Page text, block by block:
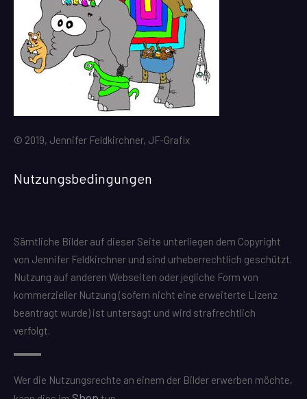
© 2019, Jennifer Feldkirchner, JF-Grafix
Nutzungsbedingungen
Sämtliche Bilder auf dieser Seite unterliegen dem Copyright
von Jennifer Feldkirchner und sind urheberrechtlich geschützt.
Nutzung auf anderen Webseiten oder jegliche Form von
kommerzieller Nutzung (sofern nicht eine erweiterte Lizenz
beantragt wurde) ist untersagt und wird strafrechtlich
verfolgt.
Wer die Nutzungsrechte an einem der Bilder erwerben möchte,